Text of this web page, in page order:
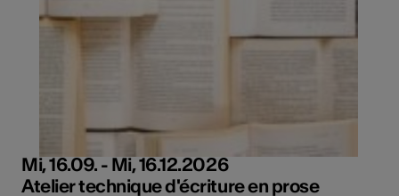
Mi, 16.09. - Mi, 16.12.2026
Atelier technique d'écriture en prose